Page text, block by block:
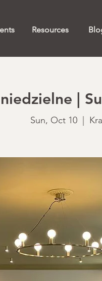
Resources
|
Sun, Oct 10